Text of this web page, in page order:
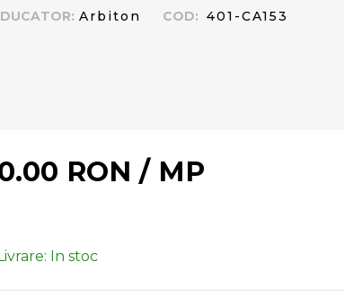
: Arbiton COD: 401-CA153
RON / MP
: In stoc